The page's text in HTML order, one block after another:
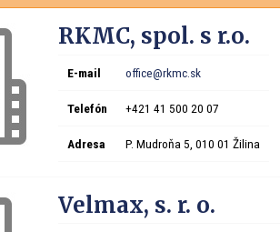
RKMC, spol. s r.o.
E-mail office@rkmc.sk
Telefón +421 41 500 20 07
Adresa P. Mudroňa 5, 010 01 Žilina
Velmax, s. r. o.